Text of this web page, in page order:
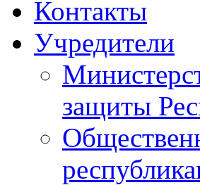
Контакты
Учредители
защиты